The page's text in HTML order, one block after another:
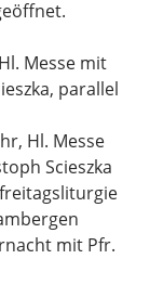
Messe mit
parallel
Hl. Messe
Scieszka
mit Pfr.